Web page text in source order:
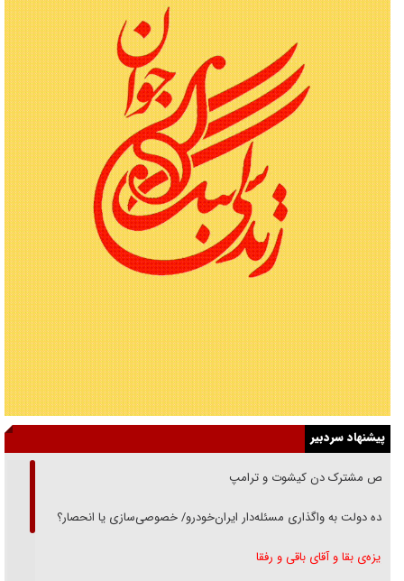
پیشنهاد سردبیر
رقص مشترک دن کیشوت و ترامپ
دنده دولت به واگذاری مسئله‌دار ایران‌خودرو/ خصوصی‌سازی یا انحصار؟
غریزه‌ی بقا و آقای باقی و رفقا